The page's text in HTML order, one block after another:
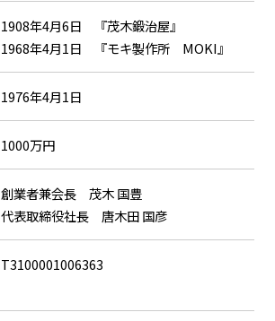
1908年4月6日 『茂木鍛治屋』
1968年4月1日 『モキ製作所 MOKI』
1976年4月1日
1000万円
創業者兼会長 茂木 国豊
代表取締役社長 唐木田 国彦
T3100001006363